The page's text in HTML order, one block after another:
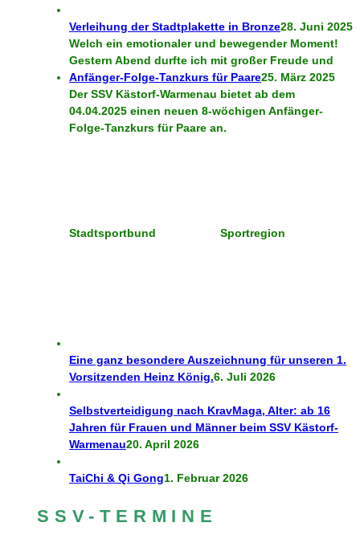
Verleihung der Stadtplakette in Bronze28. Juni 2025
Welch ein emotionaler und bewegender Moment!
Gestern Abend durfte ich mit großer Freude und
Anfänger-Folge-Tanzkurs für Paare25. März 2025
Der SSV Kästorf-Warmenau bietet ab dem
04.04.2025 einen neuen 8-wöchigen Anfänger-
Folge-Tanzkurs für Paare an.
Stadtsportbund Sportregion
Eine ganz besondere Auszeichnung für unseren 1.
Vorsitzenden Heinz König.6. Juli 2026
Selbstverteidigung nach KravMaga, Alter: ab 16
Jahren für Frauen und Männer beim SSV Kästorf-
Warmenau20. April 2026
TaiChi & Qi Gong1. Februar 2026
SSV-TERMINE